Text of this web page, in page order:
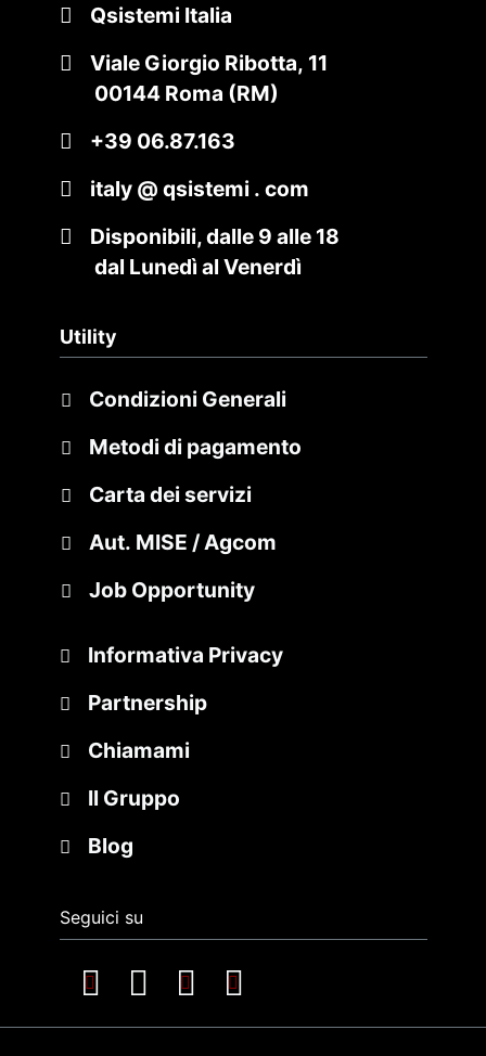
Qsistemi Italia
Viale Giorgio Ribotta, 11
00144 Roma (RM)
+39 06.87.163
italy @ qsistemi . com
Disponibili, dalle 9 alle 18
dal Lunedì al Venerdì
Utility
Condizioni Generali
Metodi di pagamento
Carta dei servizi
Aut. MISE / Agcom
Job Opportunity
Informativa Privacy
Partnership
Chiamami
Il Gruppo
Blog
Seguici su